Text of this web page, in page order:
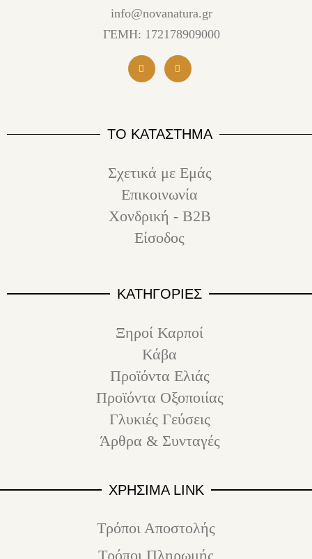
info@novanatura.gr
ΓΕΜΗ: 172178909000
ΤΟ ΚΑΤΑΣΤΗΜΑ
Σχετικά με Εμάς
Επικοινωνία
Χονδρική - B2B
Είσοδος
ΚΑΤΗΓΟΡΙΕΣ
Ξηροί Καρποί
Κάβα
Προϊόντα Ελιάς
Προϊόντα Οξοποιίας
Γλυκιές Γεύσεις
Άρθρα & Συνταγές
ΧΡΗΣΙΜΑ LINK
Τρόποι Αποστολής
Τρόποι Πληρωμής